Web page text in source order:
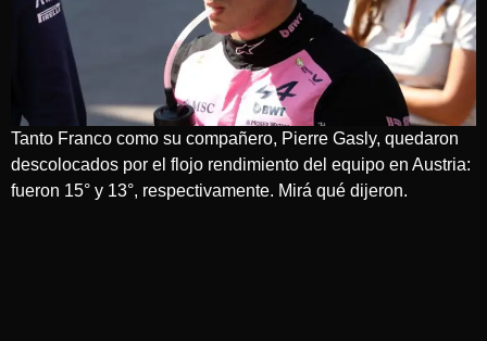
Tanto Franco como su compañero, Pierre Gasly, quedaron
descolocados por el flojo rendimiento del equipo en Austria:
fueron 15° y 13°, respectivamente. Mirá qué dijeron.